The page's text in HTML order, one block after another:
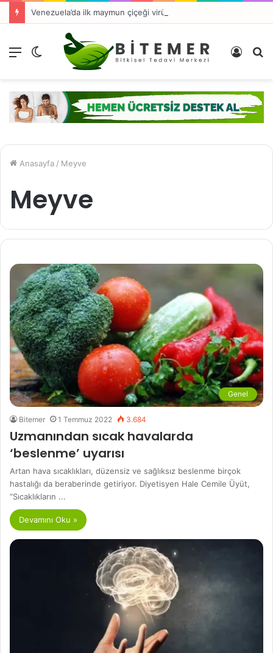
Venezuela’da ilk maymun çiçeği virüsü vakası tespit edildi
Menü
görünümü
Kayıt
Anasayfa / Meyve
Meyve
Genel
Bitemer 1 Temmuz 2022 3.684
Uzmanından sıcak havalarda
‘beslenme’ uyarısı
Artan hava sıcaklıkları, düzensiz ve sağlıksız beslenme birçok
hastalığı da beraberinde getiriyor. Diyetisyen Hale Cemile Üyüt,
“Sıcaklıkların ...
Devamını Oku »